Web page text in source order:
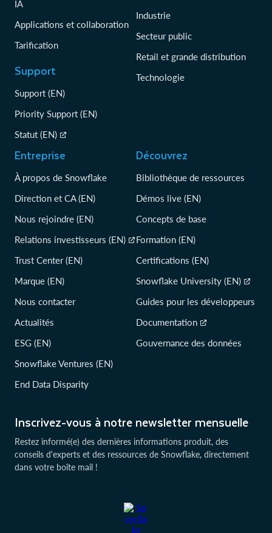
Inscrivez-vous à notre newsletter mensuelle
Restez informé(e) des dernières informations produit, des
conseils d'experts et des ressources de Snowflake, directement
dans votre boîte mail !
IA
Applications et collaboration
Tarification
Support
Support (EN)
Priority Support (EN)
Statut (EN)
Industrie
Secteur public
Retail et grande distribution
Technologie
Entreprise
À propos de Snowflake
Direction et CA (EN)
Nous rejoindre (EN)
Relations investisseurs (EN)
Trust Center (EN)
Marque (EN)
Nous contacter
Actualités
ESG (EN)
Snowflake Ventures (EN)
End Data Disparity
Découvrez
Bibliothèque de ressources
Démos live (EN)
Concepts de base
Formation (EN)
Certifications (EN)
Snowflake University (EN)
Guides pour les développeurs
Documentation
Gouvernance des données